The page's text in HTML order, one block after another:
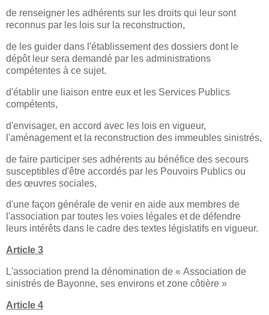
de renseigner les adhérents sur les droits qui leur sont
reconnus par les lois sur la reconstruction,
de les guider dans l'établissement des dossiers dont le
dépôt leur sera demandé par les administrations
compétentes à ce sujet.
d'établir une liaison entre eux et les Services Publics
compétents,
d'envisager, en accord avec les lois en vigueur,
l'aménagement et la reconstruction des immeubles sinistrés,
de faire participer ses adhérents au bénéfice des secours
susceptibles d'être accordés par les Pouvoirs Publics ou
des œuvres sociales,
d'une façon générale de venir en aide aux membres de
l'association par toutes les voies légales et de défendre
leurs intérêts dans le cadre des textes législatifs en vigueur.
Article 3
L'association prend la dénomination de « Association de
sinistrés de Bayonne, ses environs et zone côtière »
Article 4